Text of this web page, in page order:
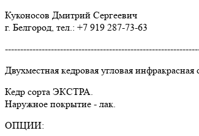
Куконосов Дмитрий Сергеевич
г. Белгород, тел.: +7 919 287-73-63
Двухместная кедровая угловая
Кедр сорта ЭКСТРА.
Наружное покрытие - лак.
ОПЦИИ: